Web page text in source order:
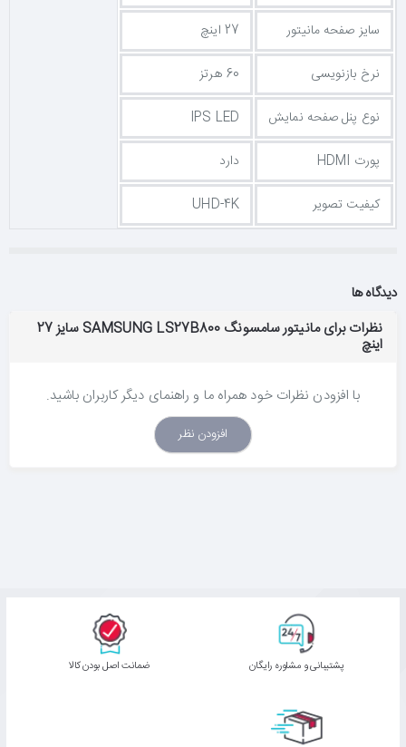
سایز صفحه مانیتور
27 اینچ
نرخ بازنویسی
60 هرتز
نوع پنل صفحه نمایش
IPS LED
پورت HDMI
دارد
کیفیت تصویر
UHD-4K
دیدگاه ها
نظرات برای مانیتور سامسونگ SAMSUNG LS27B800 سایز 27
اینچ
با افزودن نظرات خود همراه ما و راهنمای دیگر کاربران باشید.
افزودن نظر
پشتیبانی و مشاوره رایگان ﺿﻤﺎﻧﺖ اﺻﻞ ﺑﻮدن ﮐﺎﻟﺎ